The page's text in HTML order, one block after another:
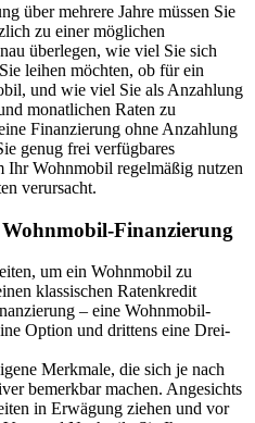
über mehrere Jahre müssen Sie
zu einer möglichen
überlegen, wie viel Sie sich
leihen möchten, ob für ein
und wie viel Sie als Anzahlung
monatlichen Raten zu
Finanzierung ohne Anzahlung
genug frei verfügbares
Wohnmobil regelmäßig nutzen
verursacht.
Wohnmobil-Finanzierung
um ein Wohnmobil zu
klassischen Ratenkredit
– eine Wohnmobil-
Option und drittens eine Drei-
Merkmale, die sich je nach
bemerkbar machen. Angesichts
in Erwägung ziehen und vor